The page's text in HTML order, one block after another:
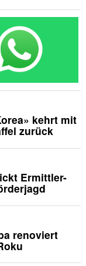
kehrt mit
zurück
Ermittler-
renoviert